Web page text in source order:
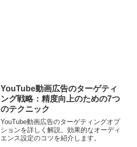
YouTube動画広告のターゲティ
ング戦略：精度向上のための7つ
のテクニック
YouTube動画広告のターゲティングオプ
ションを詳しく解説。効果的なオーディ
エンス設定のコツを紹介します。